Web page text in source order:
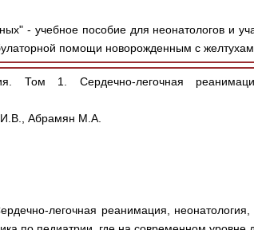
- учебное пособие для неонатологов и
помощи новорожденным с
Том 1. Сердечно-легочная
Абрамян М.А.
легочная реанимация,